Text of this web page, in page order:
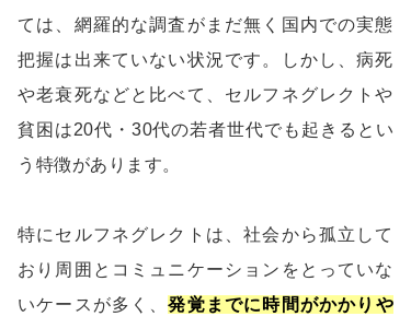
ては、網羅的な調査がまだ無く国内での実態
把握は出来ていない状況です。しかし、病死
や老衰死などと比べて、セルフネグレクトや
貧困は20代・30代の若者世代でも起きるとい
う特徴があります。
特にセルフネグレクトは、社会から孤立して
おり周囲とコミュニケーションをとっていな
いケースが多く、発覚までに時間がかかりや